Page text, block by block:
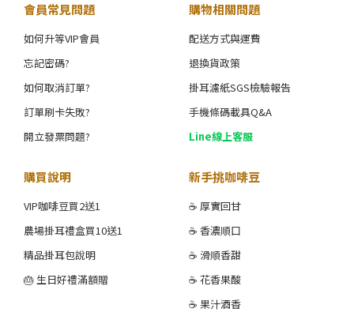
會員常見問題
如何升等VIP會員
忘記密碼?
如何取消訂單?
訂單刷卡失敗?
開立發票問題?
購物相關問題
配送方式與運費
退換貨政策
掛耳濾紙SGS檢驗報告
手機條碼載具Q&A
Line線上客服
購買說明
VIP咖啡豆買2送1
農場掛耳禮盒買10送1
精品掛耳包說明
🎂 生日好禮滿額贈
新手挑咖啡豆
☕ 厚實回甘
☕ 香濃順口
☕ 滑順香甜
☕ 花香果酸
☕ 果汁酒香